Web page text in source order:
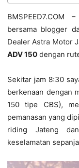
bersama blogger
Dealer Astra Motor
ADV 150 dengan
Sekitar jam 8:30
berkenaan dengan
150 tipe CBS),
pemanasan yang
riding Jateng
keselamatan